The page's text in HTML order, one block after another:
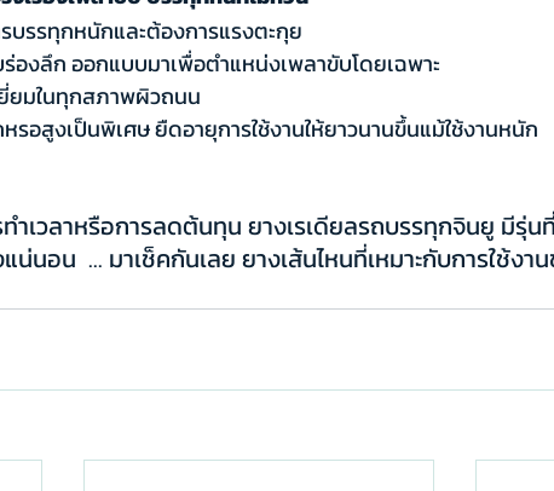
รรทุกหนักและต้องการแรงตะกุย
องลึก ออกแบบมาเพื่อตำแหน่งเพลาขับโดยเฉพาะ
ยี่ยมในทุกสภาพผิวถนน
รอสูงเป็นพิเศษ ยืดอายุการใช้งานให้ยาวนานขึ้นแม้ใช้งานหนัก
ทำเวลาหรือการลดต้นทุน ยางเรเดียลรถบรรทุกจินยู มีรุ่
นอน  ... มาเช็คกันเลย ยางเส้นไหนที่เหมาะกับการใช้ง